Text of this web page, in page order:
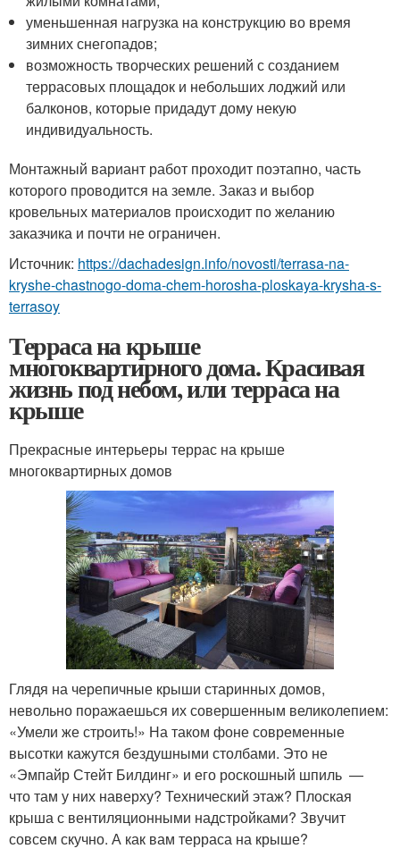
уменьшенная нагрузка на конструкцию во время
зимних снегопадов;
возможность творческих решений с созданием
террасовых площадок и небольших лоджий или
балконов, которые придадут дому некую
индивидуальность.
Монтажный вариант работ проходит поэтапно, часть
которого проводится на земле. Заказ и выбор
кровельных материалов происходит по желанию
заказчика и почти не ограничен.
Источник: https://dachadesign.info/novosti/terrasa-na-
kryshe-chastnogo-doma-chem-horosha-ploskaya-krysha-s-
terrasoy
Терраса на крыше
многоквартирного дома. Красивая
жизнь под небом, или терраса на
крыше
Прекрасные интерьеры террас на крыше
многоквартирных домов
Глядя на черепичные крыши старинных домов,
невольно поражаешься их совершенным великолепием:
«Умели же строить!» На таком фоне современные
высотки кажутся бездушными столбами. Это не
«Эмпайр Стейт Билдинг» и его роскошный шпиль —
что там у них наверху? Технический этаж? Плоская
крыша с вентиляционными надстройками? Звучит
совсем скучно. А как вам терраса на крыше?